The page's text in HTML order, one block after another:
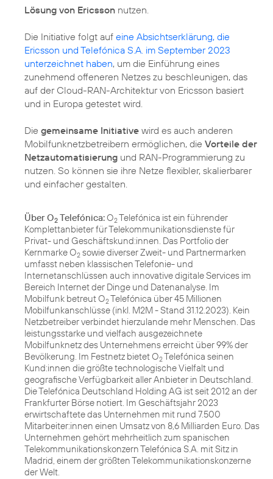
Lösung von Ericsson nutzen.
Die Initiative folgt auf eine Absichtserklärung, die
Ericsson und Telefónica S.A. im September 2023
unterzeichnet haben, um die Einführung eines
zunehmend offeneren Netzes zu beschleunigen, das
auf der Cloud-RAN-Architektur von Ericsson basiert
und in Europa getestet wird.
Die gemeinsame Initiative wird es auch anderen
Mobilfunknetzbetreibern ermöglichen, die Vorteile der
Netzautomatisierung und RAN-Programmierung zu
nutzen. So können sie ihre Netze flexibler, skalierbarer
und einfacher gestalten.
Über O2 Telefónica:O2Telefónica ist ein führender
Komplettanbieter für Telekommunikationsdienste für
Privat- und Geschäftskund:innen. Das Portfolio der
Kernmarke O2 sowie diverser Zweit- und Partnermarken
umfasst neben klassischen Telefonie- und
Internetanschlüssen auch innovative digitale Services im
Bereich Internet der Dinge und Datenanalyse. Im
Mobilfunk betreut O2Telefónica über 45 Millionen
Mobilfunkanschlüsse (inkl. M2M - Stand 31.12.2023). Kein
Netzbetreiber verbindet hierzulande mehr Menschen. Das
leistungsstarke und vielfach ausgezeichnete
Mobilfunknetz des Unternehmens erreicht über 99% der
Bevölkerung. Im Festnetz bietet O2Telefónica seinen
Kund:innen die größte technologische Vielfalt und
geografische Verfügbarkeit aller Anbieter in Deutschland.
Die Telefónica Deutschland Holding AG ist seit 2012 an der
Frankfurter Börse notiert. Im Geschäftsjahr 2023
erwirtschaftete das Unternehmen mit rund 7.500
Mitarbeiter:innen einen Umsatz von 8,6 Milliarden Euro. Das
Unternehmen gehört mehrheitlich zum spanischen
Telekommunikationskonzern Telefónica S.A. mit Sitz in
Madrid, einem der größten Telekommunikationskonzerne
der Welt.